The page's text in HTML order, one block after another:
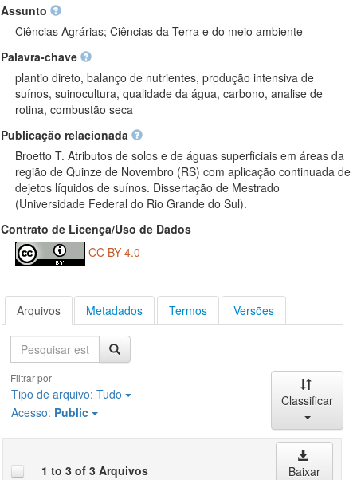
Assunto
Ciências Agrárias; Ciências da Terra e do meio ambiente
Palavra-chave
plantio direto, balanço de nutrientes, produção intensiva de
suínos, suinocultura, qualidade da água, carbono, analise de
rotina, combustão seca
Publicação relacionada
Broetto T. Atributos de solos e de águas superficiais em áreas da
região de Quinze de Novembro (RS) com aplicação continuada de
dejetos líquidos de suínos. Dissertação de Mestrado
(Universidade Federal do Rio Grande do Sul).
Contrato de Licença/Uso de Dados
CC BY 4.0
Arquivos Metadados Termos Versões
Pesquisa
Filtrar por
Tipo de arquivo: Tudo
Acesso: Public
Classificar
1 to 3 of 3 Arquivos Baixar